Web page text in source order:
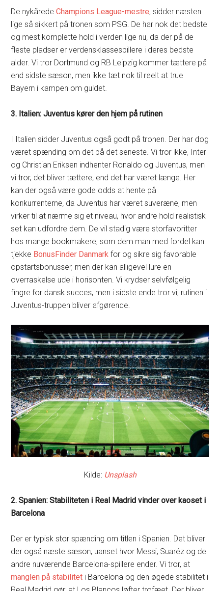
De nykåredeChampions League-mestre, sidder næsten
lige så sikkert på tronen som PSG. De har nok det bedste
og mest komplette hold i verden lige nu, da der på de
fleste pladser er verdensklassespillere i deres bedste
alder. Vi tror Dortmund og RB Leipzig kommer tættere på
end sidste sæson, men ikke tæt nok til reelt at true
Bayern i kampen om guldet.
3. Italien: Juventus kører den hjem på rutinen
I Italien sidder Juventus også godt på tronen. Der har dog
været spænding om det på det seneste. Vi tror ikke, Inter
og Christian Eriksen indhenter Ronaldo og Juventus, men
vi tror, det bliver tættere, end det har været længe. Her
kan der også være gode odds at hente på
konkurrenterne, da Juventus har været suveræne, men
virker til at nærme sig et niveau, hvor andre hold realistisk
set kan udfordre dem. De vil stadig være storfavoritter
hos mange bookmakere, som dem man med fordel kan
tjekke BonusFinder Danmark for og sikre sig favorable
opstartsbonusser, men der kan alligevel lure en
overraskelse ude i horisonten. Vi krydser selvfølgelig
fingre for dansk succes, men i sidste ende tror vi, rutinen i
Juventus-truppen bliver afgørende.
Kilde: Unsplash
2. Spanien: Stabiliteten i Real Madrid vinder over kaoset i
Barcelona
Der er typisk stor spænding om titlen i Spanien. Det bliver
der også næste sæson, uanset hvor Messi, Suaréz og de
andre nuværende Barcelona-spillere ender. Vi tror, at
manglen på stabilitet i Barcelona og den øgede stabilitet i